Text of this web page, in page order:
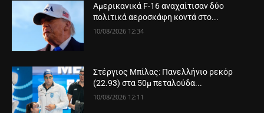
Αμερικανικά F-16 αναχαίτισαν δύο
πολιτικά αεροσκάφη κοντά στο...
10/08/2026 12:34
Στέργιος Μπίλας: Πανελλήνιο ρεκόρ
(22.93) στα 50μ πεταλούδα...
10/08/2026 12:11